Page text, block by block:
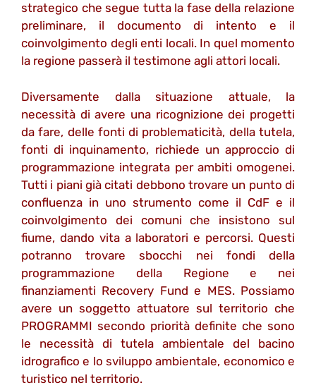
strategico che segue tutta la fase della relazione
preliminare, il documento di intento e il
coinvolgimento degli enti locali. In quel momento
la regione passerà il testimone agli attori locali.
Diversamente dalla situazione attuale, la
necessità di avere una ricognizione dei progetti
da fare, delle fonti di problematicità, della tutela,
fonti di inquinamento, richiede un approccio di
programmazione integrata per ambiti omogenei.
Tutti i piani già citati debbono trovare un punto di
confluenza in uno strumento come il CdF e il
coinvolgimento dei comuni che insistono sul
fiume, dando vita a laboratori e percorsi. Questi
potranno trovare sbocchi nei fondi della
programmazione della Regione e nei
finanziamenti Recovery Fund e MES. Possiamo
avere un soggetto attuatore sul territorio che
PROGRAMMI secondo priorità definite che sono
le necessità di tutela ambientale del bacino
idrografico e lo sviluppo ambientale, economico e
turistico nel territorio.